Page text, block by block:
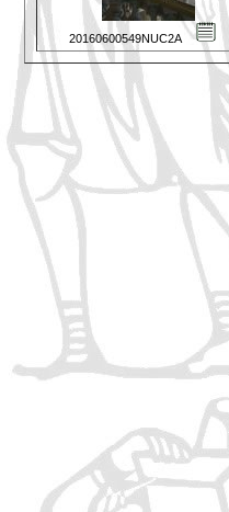
20160600549NUC2A